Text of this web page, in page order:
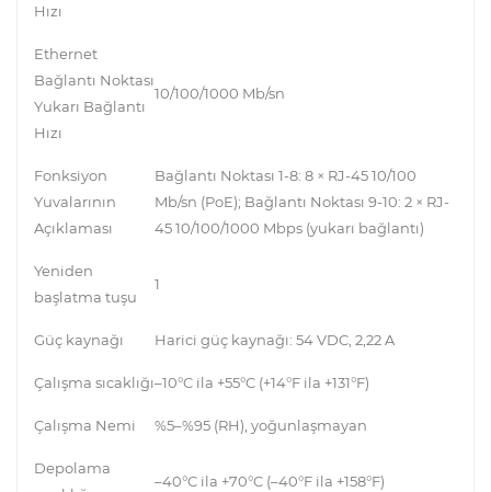
Hızı
Ethernet
Bağlantı Noktası
Yukarı Bağlantı
Hızı
10/100/1000 Mb/sn
Fonksiyon
Yuvalarının
Açıklaması
Bağlantı Noktası 1-8: 8 × RJ-45 10/100
Mb/sn (PoE); Bağlantı Noktası 9-10: 2 × RJ-
45 10/100/1000 Mbps (yukarı bağlantı)
Yeniden
başlatma tuşu
1
Güç kaynağı Harici güç kaynağı: 54 VDC, 2,22 A
Çalışma sıcaklığı–10°C ila +55°C (+14°F ila +131°F)
Çalışma Nemi %5–%95 (RH), yoğunlaşmayan
Depolama
–40°C ila +70°C (–40°F ila +158°F)